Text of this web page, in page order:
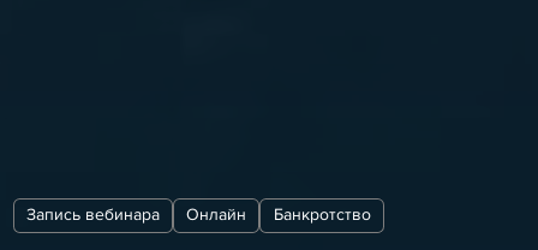
Запись вебинара Онлайн Банкротство